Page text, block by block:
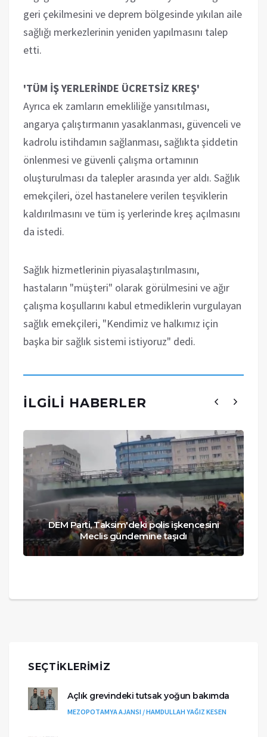
geri çekilmesini ve deprem bölgesinde yıkılan aile
sağlığı merkezlerinin yeniden yapılmasını talep
etti.
'TÜM İŞ YERLERİNDE ÜCRETSİZ KREŞ'
Ayrıca ek zamların emekliliğe yansıtılması,
angarya çalıştırmanın yasaklanması, güvenceli ve
kadrolu istihdamın sağlanması, sağlıkta şiddetin
önlenmesi ve güvenli çalışma ortamının
oluşturulması da talepler arasında yer aldı. Sağlık
emekçileri, özel hastanelere verilen teşviklerin
kaldırılmasını ve tüm iş yerlerinde kreş açılmasını
da istedi.
Sağlık hizmetlerinin piyasalaştırılmasını,
hastaların "müşteri" olarak görülmesini ve ağır
çalışma koşullarını kabul etmediklerin vurgulayan
sağlık emekçileri, "Kendimiz ve halkımız için
başka bir sağlık sistemi istiyoruz" dedi.
İLGILI HABERLER
DEM Parti, Taksim'deki polis işkencesini
Meclis gündemine taşıdı
SEÇTIKLERIMIZ
Açlık grevindeki tutsak yoğun bakımda
MEZOPOTAMYA AJANSI / HAMDULLAH YAĞIZ KESEN